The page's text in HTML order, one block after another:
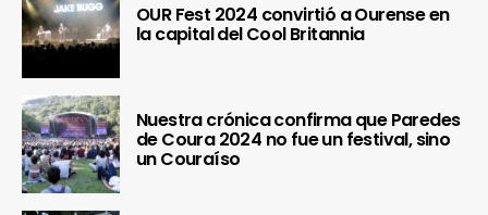
OUR Fest 2024 convirtió a Ourense en
la capital del Cool Britannia
Nuestra crónica confirma que Paredes
de Coura 2024 no fue un festival, sino
un Couraíso